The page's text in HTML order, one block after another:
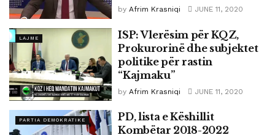
by Afrim Krasniqi JUNE 11, 2020
LAJME
ISP: Vlerësim për KQZ,
Prokurorinë dhe subjektet
politike për rastin
“Kajmaku”
by Afrim Krasniqi JUNE 11, 2020
PARTIA DEMOKRATIKE
PD, lista e Këshillit
Kombëtar 2018-2022